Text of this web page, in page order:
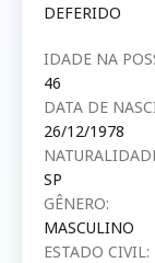
DEFERIDO
IDADE NA
46
DATA DE
26/12/1978
SP
GÊNERO:
MASCULINO
ESTADO CIVIL: